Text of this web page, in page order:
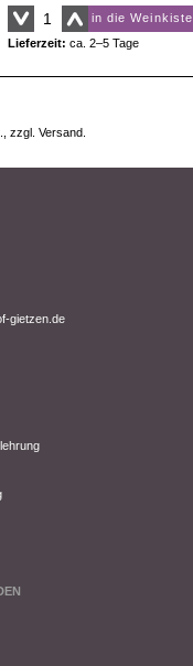
in die Weinkiste
Lieferzeit: ca. 2–5 Tage
zzgl. Versand
gietzen.de